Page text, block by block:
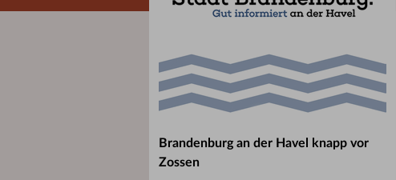
Brandenburg an der Havel knapp vor
Zossen